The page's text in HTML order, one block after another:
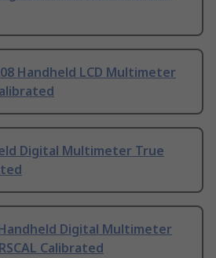
Handheld LCD Multimeter
Digital Multimeter True
Handheld Digital Multimeter
Calibrated